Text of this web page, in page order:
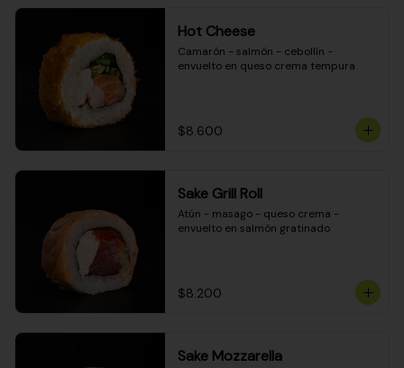
Hot Cheese
Camarón - salmón - cebollín -
envuelto en queso crema tempura
$8.600
Sake Grill Roll
Atún - masago - queso crema -
envuelto en salmón gratinado
$8.200
Sake Mozzarella